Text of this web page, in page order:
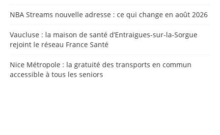
NBA Streams nouvelle adresse : ce qui change en août 2026
Vaucluse : la maison de santé d’Entraigues-sur-la-Sorgue
rejoint le réseau France Santé
Nice Métropole : la gratuité des transports en commun
accessible à tous les seniors